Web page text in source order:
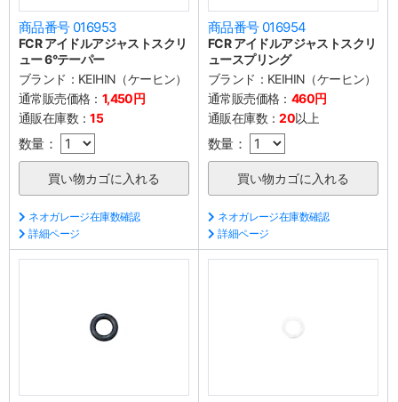
商品番号 016953
FCR アイドルアジャストスクリ
ュー 6°テーパー
ブランド： KEIHIN（ケーヒン）
通常販売価格： 1,450円
通販在庫数：15
数量：
ネオガレージ在庫数確認
詳細ページ
商品番号 016954
FCR アイドルアジャストスクリ
ュースプリング
ブランド： KEIHIN（ケーヒン）
通常販売価格： 460円
通販在庫数：20以上
数量：
ネオガレージ在庫数確認
詳細ページ